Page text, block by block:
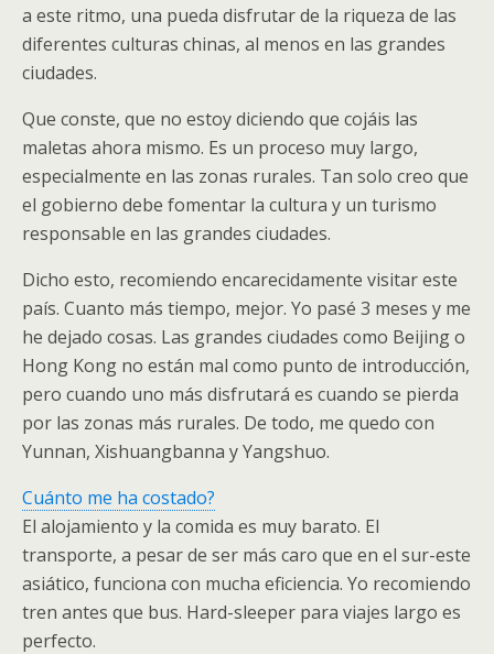
a este ritmo, una pueda disfrutar de la riqueza de las
diferentes culturas chinas, al menos en las grandes
ciudades.
Que conste, que no estoy diciendo que cojáis las
maletas ahora mismo. Es un proceso muy largo,
especialmente en las zonas rurales. Tan solo creo que
el gobierno debe fomentar la cultura y un turismo
responsable en las grandes ciudades.
Dicho esto, recomiendo encarecidamente visitar este
país. Cuanto más tiempo, mejor. Yo pasé 3 meses y me
he dejado cosas. Las grandes ciudades como Beijing o
Hong Kong no están mal como punto de introducción,
pero cuando uno más disfrutará es cuando se pierda
por las zonas más rurales. De todo, me quedo con
Yunnan, Xishuangbanna y Yangshuo.
Cuánto me ha costado?
El alojamiento y la comida es muy barato. El
transporte, a pesar de ser más caro que en el sur-este
asiático, funciona con mucha eficiencia. Yo recomiendo
tren antes que bus. Hard-sleeper para viajes largo es
perfecto.